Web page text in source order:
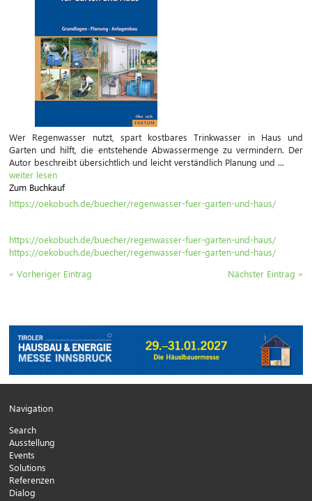
Wer Regenwasser nutzt, spart kostbares Trinkwasser in Haus und
Garten und hilft, die entstehende Abwassermenge zu vermindern. Der
Autor beschreibt übersichtlich und leicht verständlich Planung und ...
weiter lesen
Zum Buchkauf
https://oekobuch.de/buecher/regenwasser-fuer-garten-und-haus/
https://oekobuch.de/buecher/regenwasser-fuer-garten-und-haus/
https://oekobuch.de/buecher/regenwasser-fuer-garten-und-haus/
« Vorheriger Eintrag
Nächster Eintrag »
Navigation
Search
Ausstellung
Events
Solutions
Referenzen
Dialog